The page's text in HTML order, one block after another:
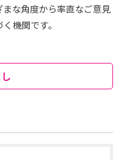
な角度から率直なご意見
機関です。